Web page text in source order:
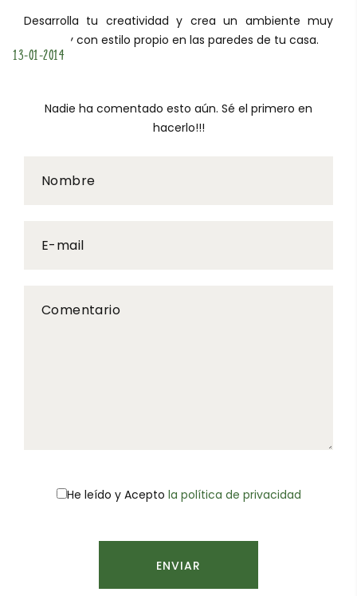
13-01-2014
Desarrolla tu creatividad y crea un ambiente muy
original y con estilo propio en las paredes de tu casa.
Nadie ha comentado esto aún. Sé el primero en
hacerlo!!!
Nombre
E-mail
Comentario
He leído yAcepto la política de privacidad
ENVIAR